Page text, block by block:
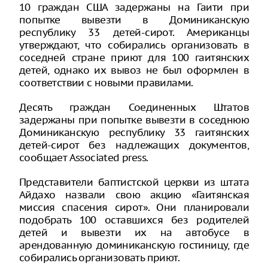
10 граждан США задержаны на Гаити при
попытке вывезти в Доминиканскую
республику 33 детей-сирот. Американцы
утверждают, что собирались организовать в
соседней стране приют для 100 гаитянских
детей, однако их вывоз не был оформлен в
соответствии с новыми правилами.
Десять граждан Соединенных Штатов
задержаны при попытке вывезти в соседнюю
Доминиканскую республику 33 гаитянских
детей-сирот без надлежащих документов,
сообщает Associated press.
Представители баптистской церкви из штата
Айдахо назвали свою акцию «Гаитянская
миссия спасения сирот». Они планировали
подобрать 100 оставшихся без родителей
детей и вывезти их на автобусе в
арендованную доминиканскую гостиницу, где
собирались организовать приют.